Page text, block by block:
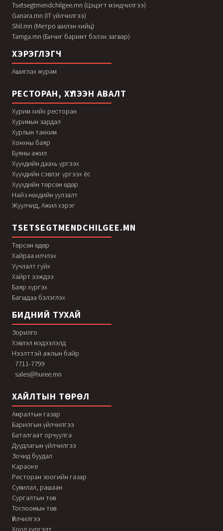
Tsetsegtmendchilgee.mn (Цэцэгт мэндчилгээ)
Ganara.mn (IT үйлчилгээ)
Shil.mn (Метро шилэн хийц)
Tamga.mn (Бичиг баримт бэлэн загвар)
ХЭРЭГЛЭГЧ
Ашиглах журам
РЕСТОРАН, ХҮЛЭЭН АВАЛТ
Хурим хийх ресторан
Хуримын зардал
Хурлын танхим
Хонхны баяр
Буяны ажил
Хүүхдийн даахь үргээх
Хүүхдийн сэвлэг үргээх ёс
Хүүхдийн төрсөн өдөр
Найз нөхдийн уулзалт
Жуулчид, Ажил хэрэг
TSETSEGTMENDCHILGEE.MN
Төрсөн өдөр
Хайраа илчлэх
Уучлалт гуйх
Хайрт ээждээ
Баяр хүргэх
Багшдаа бэлэглэх
БИДНИЙ ТУХАЙ
Зорилго
Хэвлэл мэдээлэлд
Нээлттэй ажлын байр
7711-7799
sales@huree.mn
ХАЙЛТЫН ТӨРӨЛ
Амралтын газар
Барилгын үйлчилгээ
Баталгаат орчуулга
Дуудлагын үйлчилгээ
Зочид буудал
Караоке
Ресторан зоогийн газар
Сувилал, рашаан
Сургалтын төв
Тоглоомын төв
Үйлчилгээ
Хоол хүргэлт